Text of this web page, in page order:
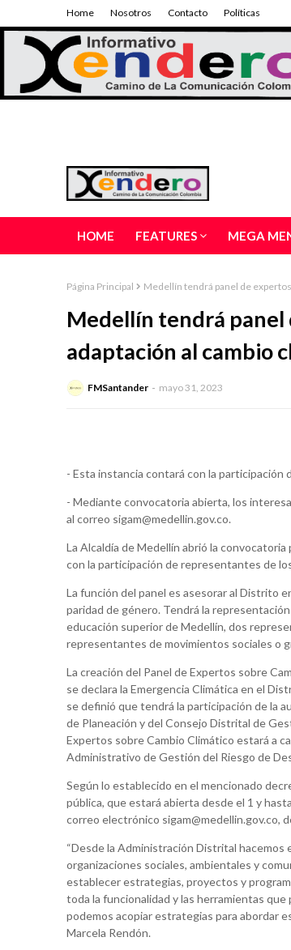
Home Nosotros Contacto Políticas
HOME FEATURES MEGA
Página Principal Medellín tendrá panel de
Medellín tendrá panel
adaptación al cambio
FMSantander mayo 31, 2023
- Esta instancia contará con la
- Mediante convocatoria abierta, los
al correo sigam@medellin.gov.co.
La Alcaldía de Medellín abrió la
con la participación de representantes de
La función del panel es asesorar al Distrito
paridad de género. Tendrá la
educación superior de Medellín, dos
representantes de movimientos sociales o
La creación del Panel de Expertos sobre
se declara la Emergencia Climática en el
se definió que tendrá la participación de la
de Planeación y del Consejo Distrital de
Expertos sobre Cambio Climático estará a
Administrativo de Gestión del Riesgo de
Según lo establecido en el mencionado
pública, que estará abierta desde el 1 y
correo electrónico sigam@medellin.gov.co,
“Desde la Administración Distrital
organizaciones sociales, ambientales y
establecer estrategias, proyectos y
toda la funcionalidad y las herramientas
podemos acopiar estrategias para abordar
Marcela Rendón.